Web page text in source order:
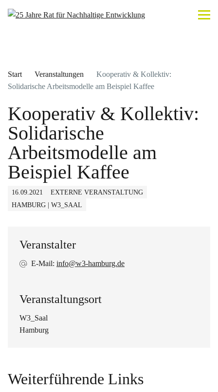
Start Veranstaltungen
Kooperativ & Kollektiv:
Solidarische Arbeitsmodelle am Beispiel Kaffee
Kooperativ & Kollektiv:
Solidarische
Arbeitsmodelle am
Beispiel Kaffee
16.09.2021
EXTERNE VERANSTALTUNG
HAMBURG | W3_SAAL
Veranstalter
E-Mail: info@w3-hamburg.de
Veranstaltungsort
W3_Saal
Hamburg
Weiterführende Links